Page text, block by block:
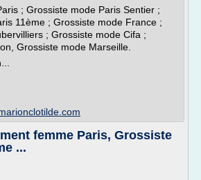
; Grossiste mode Paris Sentier ;
11ème ; Grossiste mode France ;
; Grossiste mode Cifa ;
Grossiste mode Marseille.
femme Paris, Grossiste
...